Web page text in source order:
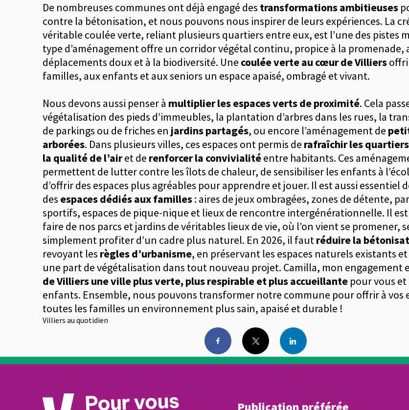
De nombreuses communes ont déjà engagé des transformations ambitieuses
contre la bétonisation, et nous pouvons nous inspirer de leurs expériences. La
véritable coulée verte, reliant plusieurs quartiers entre eux, est l’une des pistes
type d’aménagement offre un corridor végétal continu, propice à la promenade,
déplacements doux et à la biodiversité. Une coulée verte au cœur de Villiers
familles, aux enfants et aux seniors un espace apaisé, ombragé et vivant.
Nous devons aussi penser à multiplier les espaces verts de proximité. Cela
végétalisation des pieds d’immeubles, la plantation d’arbres dans les rues, la
de parkings ou de friches en jardins partagés, ou encore l’aménagement de
arborées. Dans plusieurs villes, ces espaces ont permis de rafraîchir les quartiers
la qualité de l’airet de renforcer la convivialitéentre habitants. Ces
permettent de lutter contre les îlots de chaleur, de sensibiliser les enfants à
d’offrir des espaces plus agréables pour apprendre et jouer. Il est aussi essentiel
des espaces dédiés aux familles: aires de jeux ombragées, zones de détente,
sportifs, espaces de pique-nique et lieux de rencontre intergénérationnelle. Il est
faire de nos parcs et jardins de véritables lieux de vie, où l’on vient se promener,
simplement profiter d’un cadre plus naturel. En 2026, il fautréduire la
revoyant les règles d’urbanisme, en préservant les espaces naturels existants
une part de végétalisation dans tout nouveau projet. Camilla, mon engagement
de Villiers une ville plus verte, plus respirable et plus accueillante pour vous
enfants. Ensemble, nous pouvons transformer notre commune pour offrir à vos
toutes les familles un environnement plus sain, apaisé et durable !
Villiers au quotidien
Facebook X LinkedIn
Publication préférée